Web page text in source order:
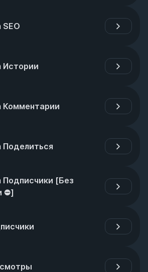
Истории
Комментарии
Поделиться
Подписчики [Без
⛔]